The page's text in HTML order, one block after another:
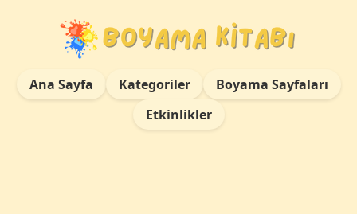
Ana Sayfa Kategoriler
Boyama Sayfaları
Etkinlikler